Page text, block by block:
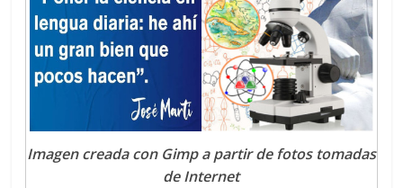
Imagen creada con Gimp a partir de fotos tomadas
de Internet